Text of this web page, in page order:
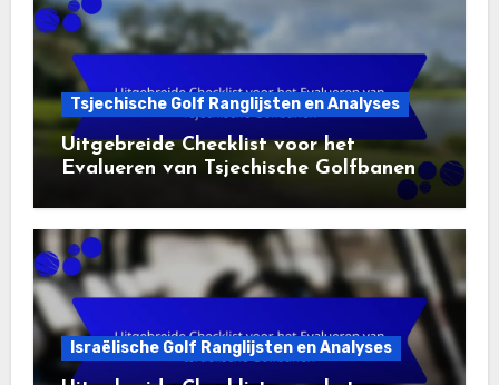
Tsjechische Golf Ranglijsten en Analyses
Uitgebreide Checklist voor het
Evalueren van Tsjechische Golfbanen
Israëlische Golf Ranglijsten en Analyses